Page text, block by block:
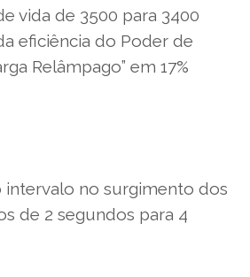
vida de 3500 para 3400
eficiência do Poder de
Relâmpago” em 17%
no surgimento dos
de 2 segundos para 4